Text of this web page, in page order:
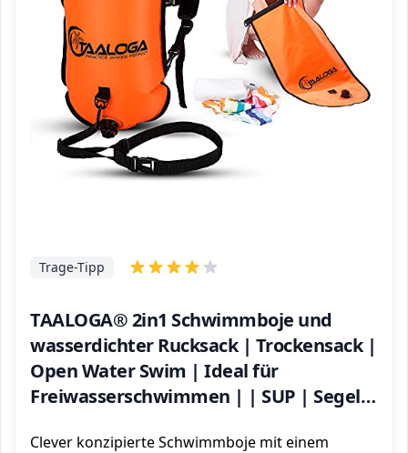
TAALOGA® 2in1 Schwimmboje und
wasserdichter Rucksack | Trockensack |
Open Water Swim | Ideal für
Freiwasserschwimmen | | SUP | Segeln
Trage-Tipp
Clever konzipierte Schwimmboje mit einem